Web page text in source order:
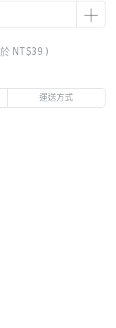
NT$39 )
運送方式